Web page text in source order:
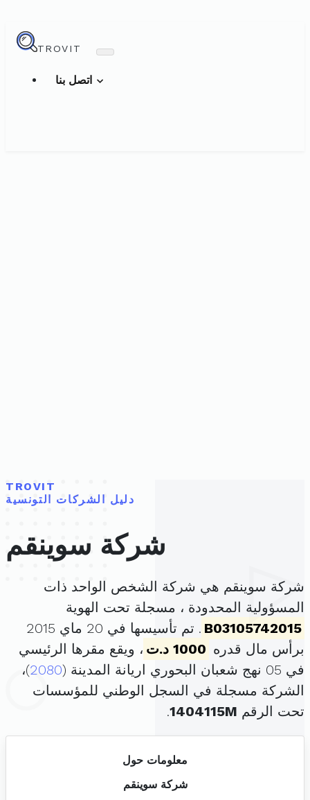
TROVIT
TROVIT
دليل الشركات التونسية
شركة سوينقم
شركة سوينقم هي شركة الشخص الواحد ذات
المسؤولية المحدودة ، مسجلة تحت الهوية
B03105742015
. تم تأسيسها في 20 ماي 2015
برأس مال قدره 1000 د.ت
، ويقع مقرها الرئيسي
في 05 نهج شعبان البحوري اريانة المدينة (
2080)،
الشركة مسجلة في السجل الوطني للمؤسسات
تحت الرقم 1404115M
.
معلومات حول
شركة سوينقم